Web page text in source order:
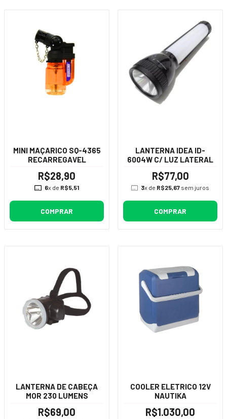
MINI MAÇARICO SQ-4365
RECARREGAVEL
R$28,90
6x de R$5,51
COMPRAR
LANTERNA IDEA ID-
6004W C/ LUZ LATERAL
R$77,00
3x de R$25,67 sem juros
COMPRAR
LANTERNA DE CABEÇA
MOR 230 LUMENS
R$69,00
COOLER ELETRICO 12V
NAUTIKA
R$1.030,00